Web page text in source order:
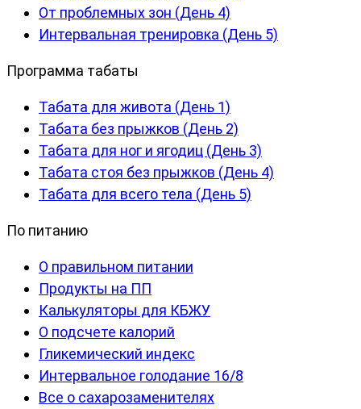
От проблемных зон (День 4)
Интервальная тренировка (День 5)
Программа табаты
Табата для живота (День 1)
Табата без прыжков (День 2)
Табата для ног и ягодиц (День 3)
Табата стоя без прыжков (День 4)
Табата для всего тела (День 5)
По питанию
О правильном питании
Продукты на ПП
Калькуляторы для КБЖУ
О подсчете калорий
Гликемический индекс
Интервальное голодание 16/8
Все о сахарозаменителях